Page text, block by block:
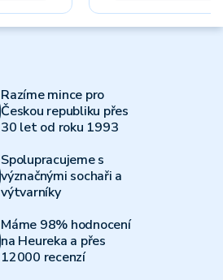
Razíme mince pro
Českou republiku přes
30 let od roku 1993
Spolupracujeme s
význačnými sochaři a
výtvarníky
Máme 98% hodnocení
na Heureka a přes
12000 recenzí